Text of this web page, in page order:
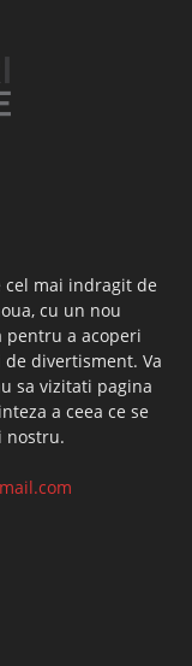
cel mai indragit de
cu un nou
pentru a acoperi
divertisment. Va
sa vizitati pagina
a ceea ce se
nostru.